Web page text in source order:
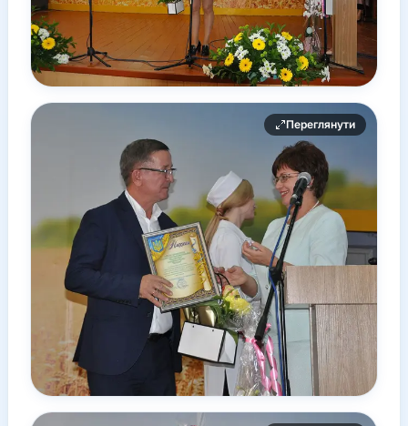
Переглянути